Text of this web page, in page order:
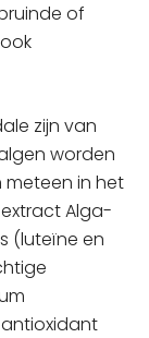
of
zijn van
worden
meteen in het
Alga-
(luteïne en